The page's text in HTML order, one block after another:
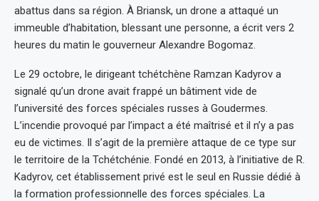
abattus dans sa région. À Briansk, un drone a attaqué un
immeuble d’habitation, blessant une personne, a écrit vers 2
heures du matin le gouverneur Alexandre Bogomaz.
Le 29 octobre, le dirigeant tchétchène Ramzan Kadyrov a
signalé qu’un drone avait frappé un bâtiment vide de
l’université des forces spéciales russes à Goudermes.
L’incendie provoqué par l’impact a été maîtrisé et il n’y a pas
eu de victimes. Il s’agit de la première attaque de ce type sur
le territoire de la Tchétchénie. Fondé en 2013, à l’initiative de R.
Kadyrov, cet établissement privé est le seul en Russie dédié à
la formation professionnelle des forces spéciales. La